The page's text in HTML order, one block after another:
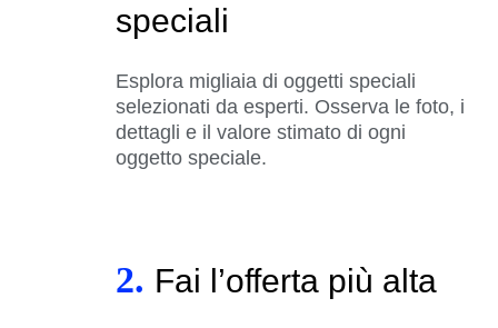
speciali
Esplora migliaia di oggetti speciali
selezionati da esperti. Osserva le foto, i
dettagli e il valore stimato di ogni
oggetto speciale.
2. Fai l’offerta più alta